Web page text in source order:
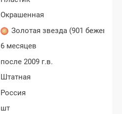
Окрашенная
Золотая звезда (901 бежево-
6 месяцев
после 2009 г.в.
Штатная
Россия
шт